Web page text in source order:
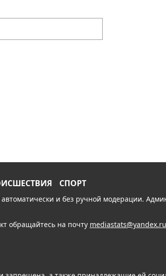
СПОРТ
и без ручной модерации.
обращайтесь на почту mediastats@yandex.ru